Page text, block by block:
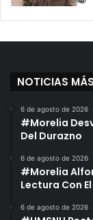
o
NOTICIAS
6 de agosto de 2026
#Morelia
Del Durazno
6 de agosto de 2026
#Morelia
Lectura Con
6 de agosto de 2026